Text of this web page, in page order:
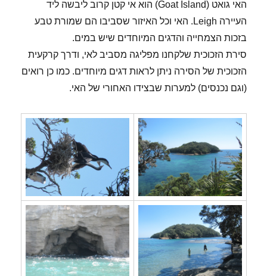
האי גואט (Goat Island) הוא אי קטן קרוב ליבשה ליד
העיירה Leigh. האי וכל האיזור שסביבו הם שמורת טבע
בזכות הצמחייה והדגים המיוחדים שיש במים.
סירת הזכוכית שלקחנו מפליגה מסביב לאי, ודרך קרקעית
הזכוכית של הסירה ניתן לראות דגים מיוחדים. כמו כן רואים
(וגם נכנסים) למערות שבצידו האחורי של האי.